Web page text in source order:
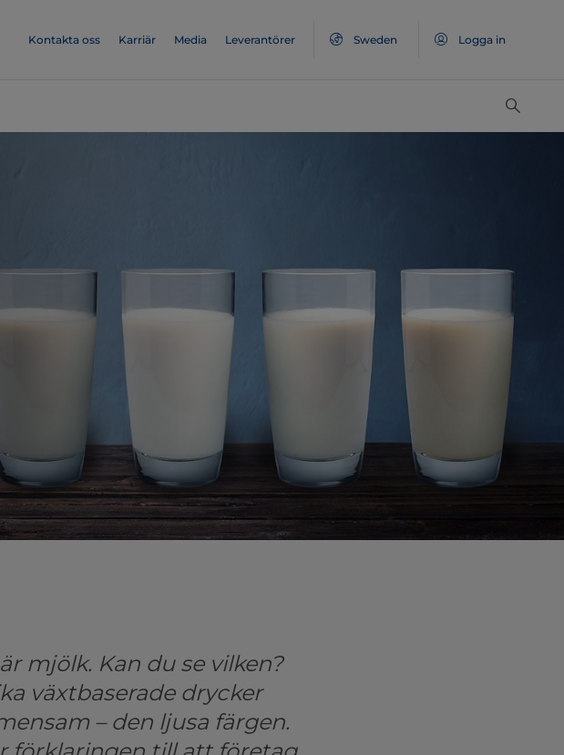
Kontakta oss Karriär Media Leverantörer Sweden Logga in
mjölk. Kan du se vilken?
växtbaserade drycker
– den ljusa färgen.